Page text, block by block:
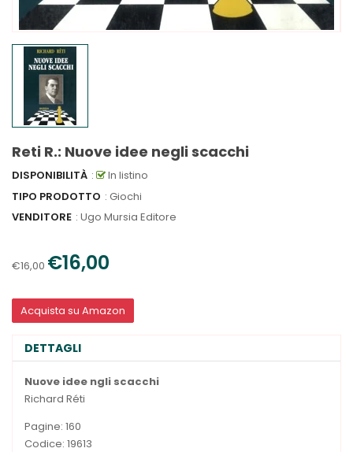
Reti R.: Nuove idee negli scacchi
DISPONIBILITÀ :
In listino
TIPO PRODOTTO : Giochi
VENDITORE : Ugo Mursia Editore
€16,00 €16,00
Acquista su Amazon
DETTAGLI
Nuove idee ngli scacchi
Richard Réti
Pagine: 160
Codice: 19613